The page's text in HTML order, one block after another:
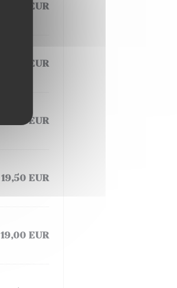
19,50 EUR
18,50 EUR
19,50 EUR
19,50 EUR
19,00 EUR